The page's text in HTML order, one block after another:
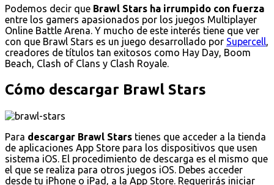
Podemos decir que Brawl Stars ha irrumpido con fuerza
entre los gamers apasionados por los juegos Multiplayer
Online Battle Arena. Y mucho de este interés tiene que ver
con que Brawl Stars es un juego desarrollado por Supercell,
creadores de títulos tan exitosos como Hay Day, Boom
Beach, Clash of Clans y Clash Royale.
Cómo descargar Brawl Stars
Para descargar Brawl Stars tienes que acceder a la tienda
de aplicaciones App Store para los dispositivos que usen
sistema iOS. El procedimiento de descarga es el mismo que
el que se realiza para otros juegos iOS. Debes acceder
desde tu iPhone o iPad, a la App Store. Requerirás iniciar